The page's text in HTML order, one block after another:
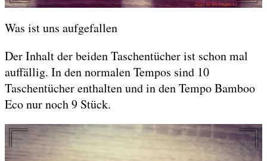
Was ist uns aufgefallen
Der Inhalt der beiden Taschentücher ist schon mal
auffällig. In den normalen Tempos sind 10
Taschentücher enthalten und in den Tempo Bamboo
Eco nur noch 9 Stück.